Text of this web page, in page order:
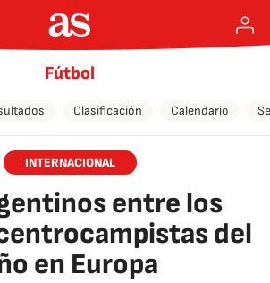
Fútbol
Clasificación Calendario
INTERNACIONAL
entre los
del
en Europa